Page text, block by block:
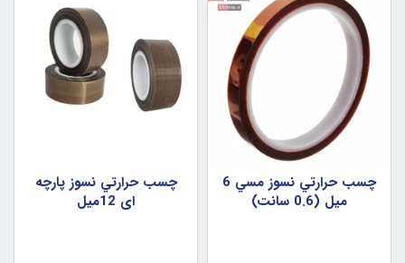
چسب حرارتي نسوز مسي 6
ميل (0.6 سانت)
چسب حرارتي نسوز پارچه
اي 12ميل